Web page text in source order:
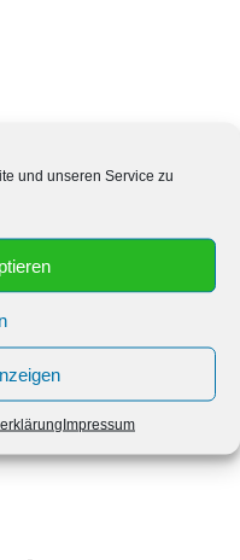
und unseren Service zu
Impressum
hat Samstags und
geöffnet: